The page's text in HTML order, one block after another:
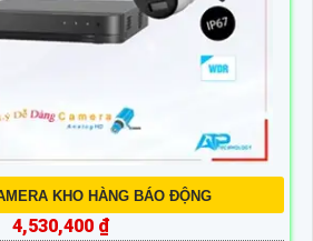
KHO HÀNG BÁO ĐỘNG
4,530,400 ₫